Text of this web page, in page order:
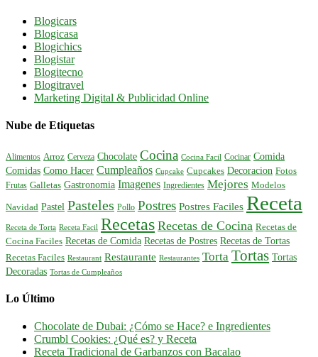
Blogicars
Blogicasa
Blogichics
Blogistar
Blogitecno
Blogitravel
Marketing Digital & Publicidad Online
Nube de Etiquetas
Alimentos Arroz Cerveza Chocolate Cocina Cocina Facil Cocinar Comida
Comidas Como Hacer Cumpleaños Cupcake Cupcakes Decoracion Fotos
Frutas Galletas Gastronomia Imagenes Ingredientes Mejores Modelos
Navidad Pastel Pasteles Pollo Postres Postres Faciles Receta
Receta de Torta Receta Facil Recetas Recetas de Cocina Recetas de
Cocina Faciles Recetas de Comida Recetas de Postres Recetas de Tortas
Recetas Faciles Restaurant Restaurante Restaurantes Torta Tortas Tortas
Decoradas Tortas de Cumpleaños
Lo Último
Chocolate de Dubai: ¿Cómo se Hace? e Ingredientes
Crumbl Cookies: ¿Qué es? y Receta
Receta Tradicional de Garbanzos con Bacalao